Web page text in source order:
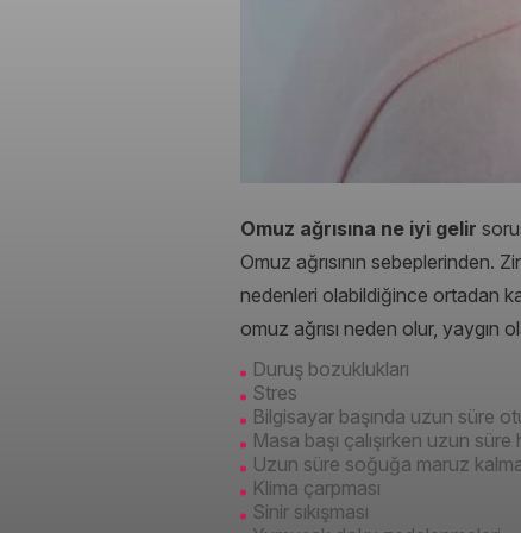
Omuz ağrısına ne iyi gelir
Omuz ağrısının sebeplerinden.
nedenleri olabildiğince ortadan
omuz ağrısı neden olur, yaygın
Duruş bozuklukları
Stres
Bilgisayar başında uzun süre
Masa başı çalışırken uzun
Uzun süre soğuğa maruz
Klima çarpması
Sinir sıkışması